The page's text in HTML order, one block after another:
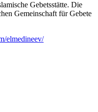
Gebetsstätte. Die
Gemeinschaft für Gebete
elmedineev/